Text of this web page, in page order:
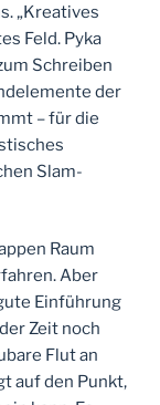
„Kreatives
Feld. Pyka
Schreiben
der
– für die
Slam-
Raum
Aber
Einführung
Zeit noch
Flut an
auf den Punkt,